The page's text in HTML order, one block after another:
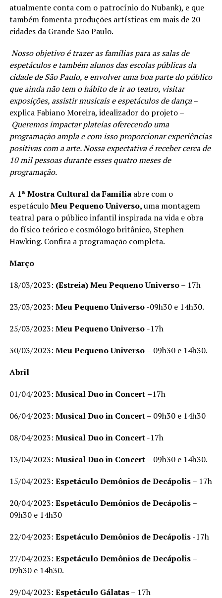
atualmente conta com o patrocínio do Nubank), e que
também fomenta produções artísticas em mais de 20
cidades da Grande São Paulo.
Nosso objetivo é trazer as famílias para as salas de
espetáculos e também alunos das escolas públicas da
cidade de São Paulo, e envolver uma boa parte do público
que ainda não tem o hábito de ir ao teatro, visitar
exposições, assistir musicais e espetáculos de dança–
explica Fabiano Moreira, idealizador do projeto –
Queremos impactar plateias oferecendo uma
programação ampla e com isso proporcionar experiências
positivas com a arte. Nossa expectativa é receber cerca de
10 mil pessoas durante esses quatro meses de
programação.
A 1ª Mostra Cultural da Famíliaabre com o
espetáculoMeu Pequeno Universo,uma montagem
teatral para o público infantil inspirada na vida e obra
do físico teórico e cosmólogo britânico, Stephen
Hawking. Confira a programação completa.
Março
18/03/2023: (Estreia) Meu Pequeno Universo– 17h
23/03/2023: Meu Pequeno Universo-09h30 e 14h30.
25/03/2023: Meu Pequeno Universo -17h
30/03/2023: Meu Pequeno Universo – 09h30 e 14h30.
Abril
01/04/2023: Musical Duo in Concert –17h
06/04/2023: Musical Duo in Concert– 09h30 e 14h30
08/04/2023: Musical Duo in Concert-17h
13/04/2023: Musical Duo in Concert– 09h30 e 14h30.
15/04/2023: Espetáculo Demônios de Decápolis– 17h
20/04/2023: Espetáculo Demônios de Decápolis–
09h30 e 14h30
22/04/2023: Espetáculo Demônios de Decápolis-17h
27/04/2023: Espetáculo Demônios de Decápolis–
09h30 e 14h30.
29/04/2023: Espetáculo Gálatas– 17h